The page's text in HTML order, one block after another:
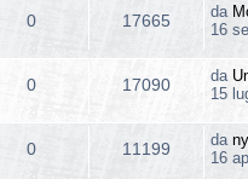
0 17665 da
16
0 17090 da
15
0 11199 da
16